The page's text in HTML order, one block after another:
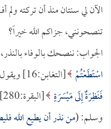
الآن لي سنتان منذ أن تركته ولم
تنصحونني، جزاكم الله خيراً؟
الجواب: ننصحك بالوفاء
اسْتَطَعْتُمْ [التغابن:16] ويقول سبحانه:
فَنَظِرَةٌ إِلَى مَيْسَرَةٍ
وسلم: (من نذر أن يطيع الله